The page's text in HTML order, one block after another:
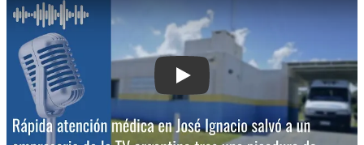
Play: Rápida atención médica en